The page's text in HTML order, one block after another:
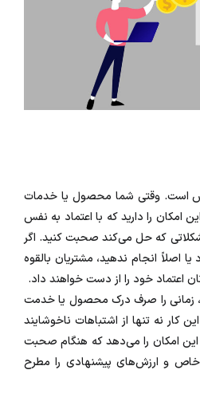
است. وقتی شما محصول یا خدمات
امکان را دارید که با اعتماد به نفس
که حل می‌کند صحبت کنید. اگر
اصلاً انجام ندهید، مشتریان بالقوه
اعتماد خود را از دست خواهند داد.
زمانی را صرف درک محصول یا خدمت
نه تنها از اشتباهات ناخوشایند
این امکان را می‌دهد که هنگام صحبت
خاص و ارزش‌های پیشنهادی را مطرح